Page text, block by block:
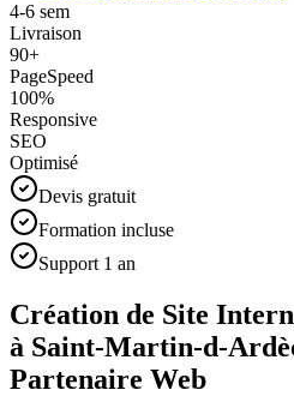
4-6 sem
Livraison
90+
PageSpeed
100%
Responsive
SEO
Optimisé
Devis gratuit
Formation incluse
Support 1 an
Création de Site
à Saint-Martin-d-
Partenaire Web